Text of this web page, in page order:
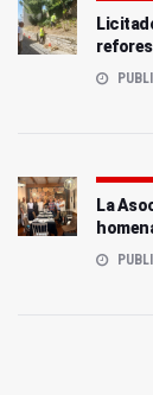
La